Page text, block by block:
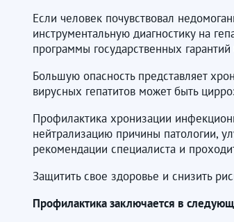
Если человек почувствовал
инструментальную диагностику на
программы государственных
Большую опасность представляет
вирусных гепатитов может быть
Профилактика хронизации
нейтрализацию причины патологии,
рекомендации специалиста и
Защитить свое здоровье и снизить
Профилактика заключается в